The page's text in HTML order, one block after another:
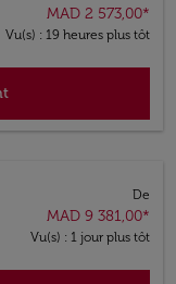
MAD 2 573,00*
Vu(s) : 19 heures plus tôt
De
MAD 9 381,00*
Vu(s) : 1 jour plus tôt